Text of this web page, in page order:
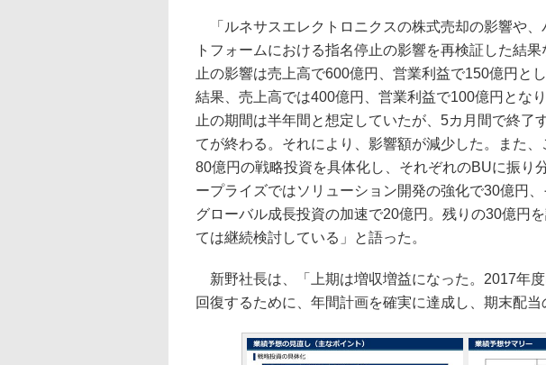
「ルネサスエレクトロニクスの株式売却の影響や、
トフォームにおける指名停止の影響を再検証した結
止の影響は売上高で600億円、営業利益で150億円と
結果、売上高では400億円、営業利益で100億円とな
止の期間は半年間と想定していたが、5カ月間で終了
てが終わる。それにより、影響額が減少した。また
80億円の戦略投資を具体化し、それぞれのBUに振り
ープライズではソリューション開発の強化で30億円
グローバル成長投資の加速で20億円。残りの30億円
ては継続検討している」と語った。
新野社長は、「上期は増収増益になった。2017年
回復するために、年間計画を確実に達成し、期末配当